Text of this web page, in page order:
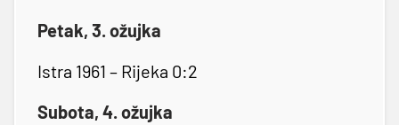
Petak, 3. ožujka
Istra 1961 – Rijeka 0:2
Subota, 4. ožujka